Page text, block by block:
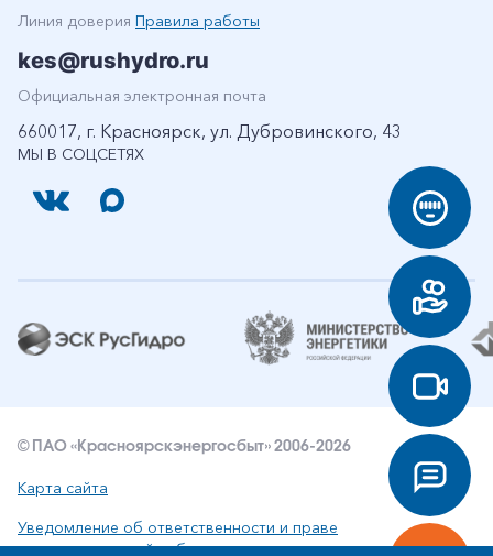
МЫ В СОЦСЕТЯХ
Линия доверия Правила работы
kes@rushydro.ru
Официальная электронная почта
660017, г. Красноярск, ул. Дубровинского, 43
© ПАО «Красноярскэнергосбыт» 2006-2026
Карта сайта
Уведомление об ответственности и праве
интеллектуальной собственности